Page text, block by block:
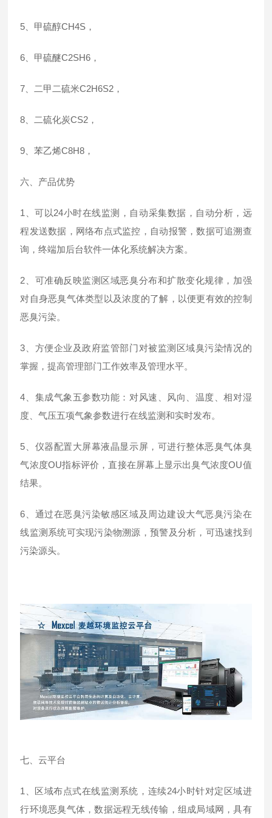
5、甲硫醇CH4S，
6、甲硫醚C2SH6，
7、二甲二硫米C2H6S2，
8、二硫化炭CS2，
9、苯乙烯C8H8，
六、产品优势
1、可以24小时在线监测，自动采集数据，自动分析，远
程发送数据，网络布点式监控，自动报警，数据可追溯查
询，终端加后台软件一体化系统解决方案。
2、可准确反映监测区域恶臭分布和扩散变化规律，加强
对自身恶臭气体类型以及浓度的了解，以便更有效的控制
恶臭污染。
3、方便企业及政府监管部门对被监测区域臭污染情况的
掌握，提高管理部门工作效率及管理水平。
4、集成气象五参数功能：对风速、风向、温度、相对湿
度、气压五项气象参数进行在线监测和实时发布。
5、仪器配置大屏幕液晶显示屏，可进行整体恶臭气体臭
气浓度OU指标评价，直接在屏幕上显示出臭气浓度OU值
结果。
6、通过在恶臭污染敏感区域及周边建设大气恶臭污染在
线监测系统可实现污染物溯源，预警及分析，可迅速找到
污染源头。
七、云平台
1、区域布点式在线监测系统，连续24小时针对定区域进
行环境恶臭气体，数据远程无线传输，组成局域网，具有